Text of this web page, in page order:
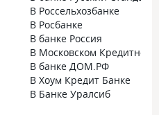
В Россельхозбанке
В Росбанке
В банке Россия
В Московском Кредитном
В банке ДОМ.РФ
В Хоум Кредит Банке
В Банке Уралсиб